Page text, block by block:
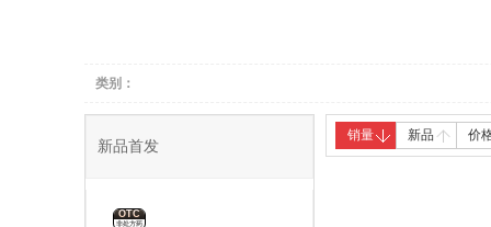
类别：
销量 新品 价
新品首发
OTC
非处方药